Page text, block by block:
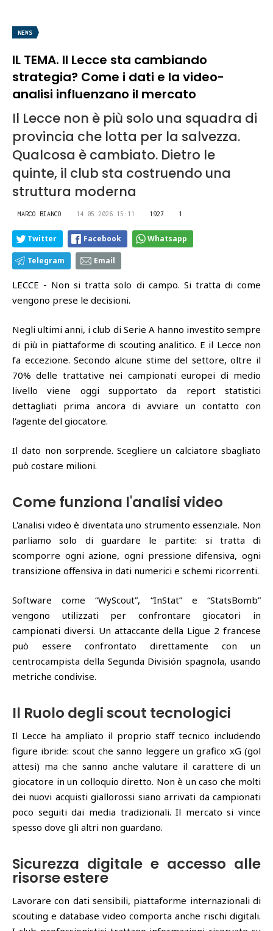
NEWS
IL TEMA. Il Lecce sta cambiando
strategia? Come i dati e la video-
analisi influenzano il mercato
Il Lecce non è più solo una squadra di
provincia che lotta per la salvezza.
Qualcosa è cambiato. Dietro le
quinte, il club sta costruendo una
struttura moderna
MARCO BIANCO 14.05.2026 15:11 1927 1
Twitter Facebook Whatsapp
Telegram Email
LECCE - Non si tratta solo di campo. Si tratta di come
vengono prese le decisioni.
Negli ultimi anni, i club di Serie A hanno investito sempre
di più in piattaforme di scouting analitico. E il Lecce non
fa eccezione. Secondo alcune stime del settore, oltre il
70% delle trattative nei campionati europei di medio
livello viene oggi supportato da report statistici
dettagliati prima ancora di avviare un contatto con
l'agente del giocatore.
Il dato non sorprende. Scegliere un calciatore sbagliato
può costare milioni.
Come funziona l'analisi video
L'analisi video è diventata uno strumento essenziale. Non
parliamo solo di guardare le partite: si tratta di
scomporre ogni azione, ogni pressione difensiva, ogni
transizione offensiva in dati numerici e schemi ricorrenti.
Software come “WyScout”, “InStat” e “StatsBomb”
vengono utilizzati per confrontare giocatori in
campionati diversi. Un attaccante della Ligue 2 francese
può essere confrontato direttamente con un
centrocampista della Segunda División spagnola, usando
metriche condivise.
Il Ruolo degli scout tecnologici
Il Lecce ha ampliato il proprio staff tecnico includendo
figure ibride: scout che sanno leggere un grafico xG (gol
attesi) ma che sanno anche valutare il carattere di un
giocatore in un colloquio diretto. Non è un caso che molti
dei nuovi acquisti giallorossi siano arrivati da campionati
poco seguiti dai media tradizionali. Il mercato si vince
spesso dove gli altri non guardano.
Sicurezza digitale e accesso alle
risorse estere
Lavorare con dati sensibili, piattaforme internazionali di
scouting e database video comporta anche rischi digitali.